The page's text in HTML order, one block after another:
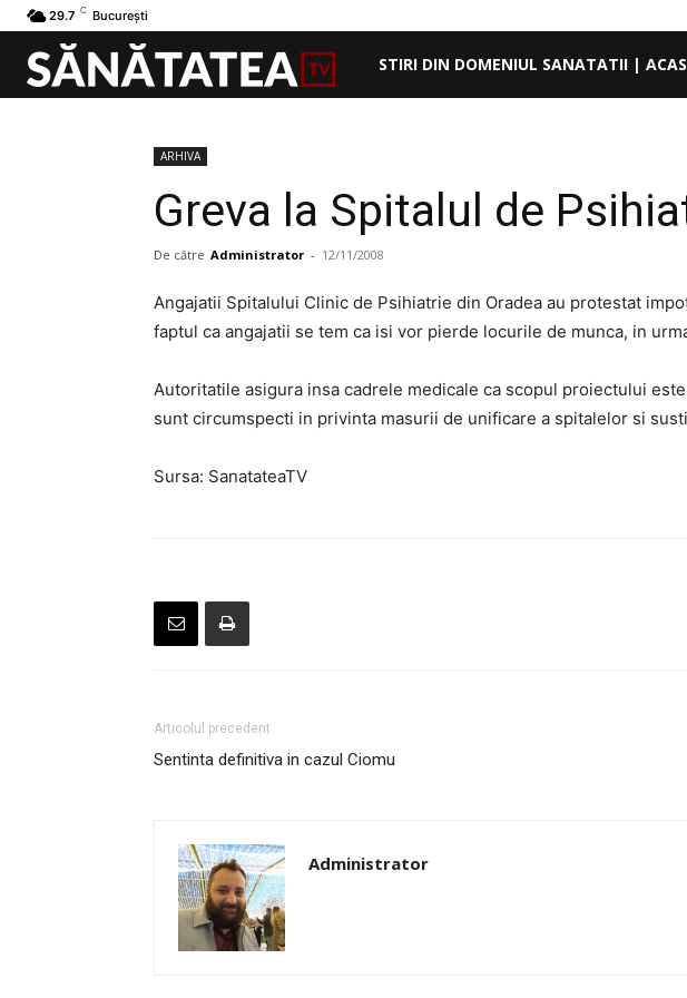
29.7 C București
STIRI DIN DOMENIUL SANATATII |
ARHIVA
Greva la Spitalul de
De către Administrator - 12/11/2008
Angajatii Spitalului Clinic de Psihiatrie din Oradea au protestat
faptul ca angajatii se tem ca isi vor pierde locurile de munca, in
Autoritatile asigura insa cadrele medicale ca scopul proiectului
sunt circumspecti in privinta masurii de unificare a spitalelor si
Sursa: SanatateaTV
Articolul precedent
Sentinta definitiva in cazul Ciomu
Administrator